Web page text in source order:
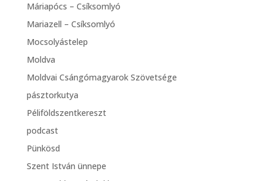
Máriapócs – Csíksomlyó
Mariazell – Csíksomlyó
Mocsolyástelep
Moldva
Moldvai Csángómagyarok Szövetsége
pásztorkutya
Péliföldszentkereszt
podcast
Pünkösd
Szent István ünnepe